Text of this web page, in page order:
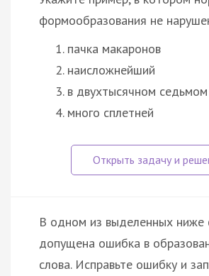
формообразования не
пачка макаронов
наисложнейший
в двухтысячном
много сплетней
В одном из выделенных ниже
допущена ошибка в
слова. Исправьте ошибку и